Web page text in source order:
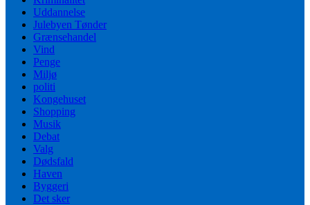
Uddannelse
Julebyen Tønder
Grænsehandel
Vind
Penge
Miljø
politi
Kongehuset
Shopping
Musik
Debat
Valg
Dødsfald
Haven
Byggeri
Det sker